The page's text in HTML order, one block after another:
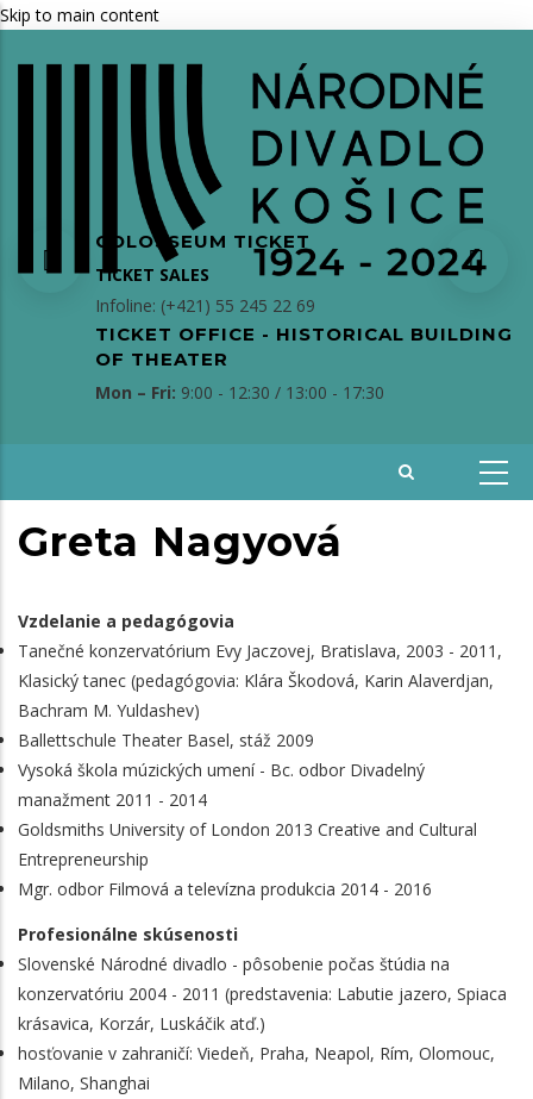
Skip to main content
COLOSSEUM TICKET
TICKET SALES
Infoline: (+421) 55 245 22 69
TICKET OFFICE - HISTORICAL BUILDING
OF THEATER
Mon – Fri: 9:00 - 12:30 / 13:00 - 17:30
Greta Nagyová
Vzdelanie a pedagógovia
Tanečné konzervatórium Evy Jaczovej, Bratislava, 2003 - 2011,
Klasický tanec (pedagógovia: Klára Škodová, Karin Alaverdjan,
Bachram M. Yuldashev)
Ballettschule Theater Basel, stáž 2009
Vysoká škola múzických umení - Bc. odbor Divadelný
manažment 2011 - 2014
Goldsmiths University of London 2013 Creative and Cultural
Entrepreneurship
Mgr. odbor Filmová a televízna produkcia 2014 - 2016
Profesionálne skúsenosti
Slovenské Národné divadlo - pôsobenie počas štúdia na
konzervatóriu 2004 - 2011 (predstavenia: Labutie jazero, Spiaca
krásavica, Korzár, Luskáčik atď.)
hosťovanie v zahraničí: Viedeň, Praha, Neapol, Rím, Olomouc,
Milano, Shanghai